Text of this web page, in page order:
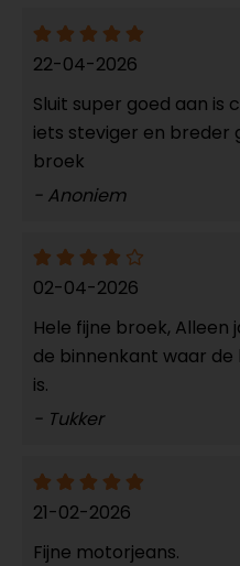
22-04-2026
Sluit super goed aan is
iets steviger en breder
broek
- Anoniem
02-04-2026
Hele fijne broek,
de binnenkant waar de
is.
- Tukker
21-02-2026
Fijne motorjeans.